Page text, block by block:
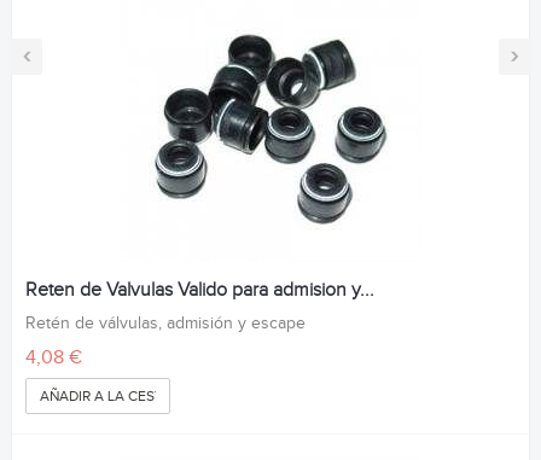
‹ ›
Reten de Valvulas Valido para admision y...
Retén de válvulas, admisión y escape
4,08 €
AÑADIR A LA CESTA